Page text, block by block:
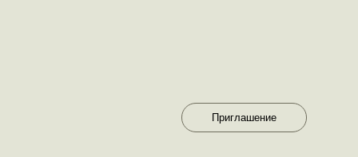
Приглашение